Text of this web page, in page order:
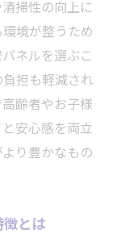
記事
の影響を解
合の工事手
選びのコ
掃性の向上に
境が整うため
ネルを選ぶこ
担も軽減され
齢者やお子様
安心感を両立
り豊かなもの
徴とは